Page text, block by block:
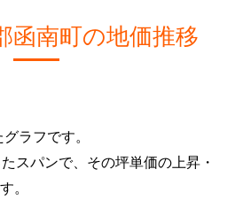
函南町の地価推移
ラフです。
スパンで、その坪単価の上昇・
。